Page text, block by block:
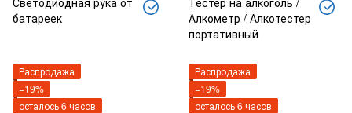
Распродажа
−19%
осталось 6 часов
Распродажа
−19%
осталось 6 часов